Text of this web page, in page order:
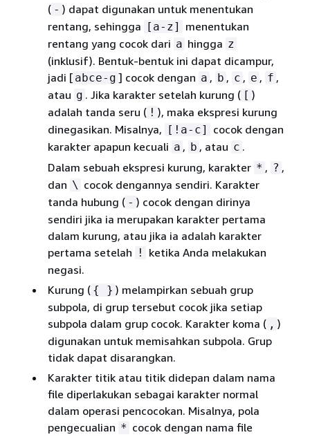
( - ) dapat digunakan untuk menentukan
rentang, sehingga
[a-z]
menentukan
rentang yang cocok dari a hingga z
(inklusif). Bentuk-bentuk ini dapat dicampur,
jadi [ abce-g ] cocok dengan a , b , c , e , f ,
atau g . Jika karakter setelah kurung ( [ )
adalah tanda seru ( ! ), maka ekspresi kurung
dinegasikan. Misalnya,
[!a-c]
cocok dengan
karakter apapun kecuali a , b , atau c .
Dalam sebuah ekspresi kurung, karakter * , ? ,
dan \ cocok dengannya sendiri. Karakter
tanda hubung ( - ) cocok dengan dirinya
sendiri jika ia merupakan karakter pertama
dalam kurung, atau jika ia adalah karakter
pertama setelah
!
ketika Anda melakukan
negasi.
Kurung ( { } ) melampirkan sebuah grup
subpola, di grup tersebut cocok jika setiap
subpola dalam grup cocok. Karakter koma ( , )
digunakan untuk memisahkan subpola. Grup
tidak dapat disarangkan.
Karakter titik atau titik didepan dalam nama
file diperlakukan sebagai karakter normal
dalam operasi pencocokan. Misalnya, pola
pengecualian * cocok dengan nama file